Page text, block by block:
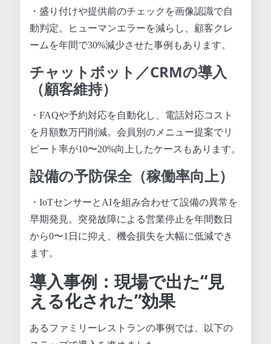
・盛り付けや提供前のチェックを画像認識で自
動判定。ヒューマンエラーを減らし、顧客クレ
ームを年間で30%減少させた事例もあります。
チャットボット／CRMの導入
（顧客維持）
・FAQや予約対応を自動化し、電話対応コスト
を月額数万円削減。会員別のメニュー提案でリ
ピート率が10〜20%向上したケースもあります。
設備の予防保全（稼働率向上）
・IoTセンサーとAIを組み合わせて設備の異常を
早期発見。突発故障による営業停止を年間数日
から0〜1日に抑え、機会損失を大幅に低減でき
ます。
導入事例：現場で出た“見
える化された”効果
あるファミリーレストランの事例では、以下の